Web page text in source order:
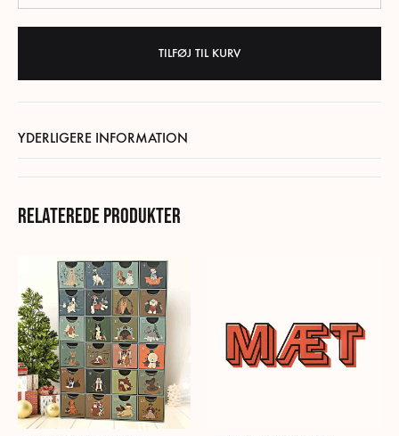
TILFØJ TIL KURV
YDERLIGERE INFORMATION
Relaterede produkter